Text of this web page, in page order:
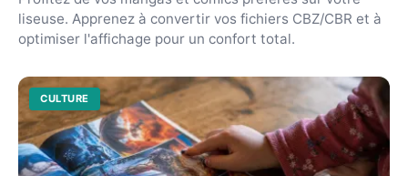
liseuse. Apprenez à convertir vos fichiers CBZ/CBR et à
optimiser l'affichage pour un confort total.
CULTURE